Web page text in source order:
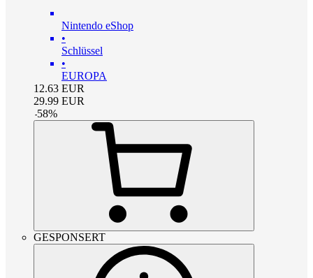
Nintendo eShop
•
Schlüssel
•
EUROPA
12.63 EUR
29.99 EUR
-58%
GESPONSERT